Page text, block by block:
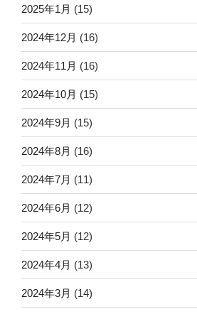
2025年1月 (15)
2024年12月 (16)
2024年11月 (16)
2024年10月 (15)
2024年9月 (15)
2024年8月 (16)
2024年7月 (11)
2024年6月 (12)
2024年5月 (12)
2024年4月 (13)
2024年3月 (14)